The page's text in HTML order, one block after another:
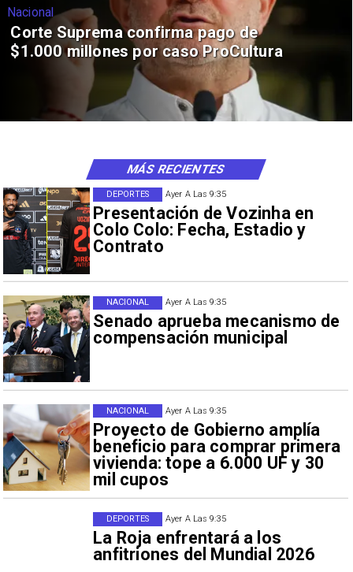
Nacional
Corte Suprema confirma pago de
$1.000 millones por caso ProCultura
Ayer A Las 9:35
Presentación de Vozinha en
Colo Colo: Fecha, Estadio y
Contrato
DEPORTES
Ayer A Las 9:35
Senado aprueba mecanismo de
compensación municipal
NACIONAL
Ayer A Las 9:35
Proyecto de Gobierno amplía
beneficio para comprar primera
vivienda: tope a 6.000 UF y 30
mil cupos
NACIONAL
Ayer A Las 9:35
La Roja enfrentará a los
anfitriones del Mundial 2026
DEPORTES
MÁS RECIENTES